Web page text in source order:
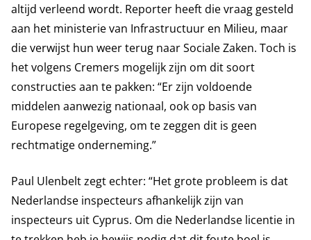
altijd verleend wordt. Reporter heeft die vraag gesteld
aan het ministerie van Infrastructuur en Milieu, maar
die verwijst hun weer terug naar Sociale Zaken. Toch is
het volgens Cremers mogelijk zijn om dit soort
constructies aan te pakken: “Er zijn voldoende
middelen aanwezig nationaal, ook op basis van
Europese regelgeving, om te zeggen dit is geen
rechtmatige onderneming.”
Paul Ulenbelt zegt echter: “Het grote probleem is dat
Nederlandse inspecteurs afhankelijk zijn van
inspecteurs uit Cyprus. Om die Nederlandse licentie in